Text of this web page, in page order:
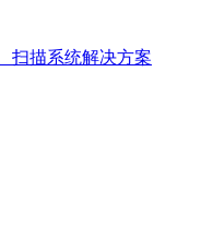
扫描系统解决方案